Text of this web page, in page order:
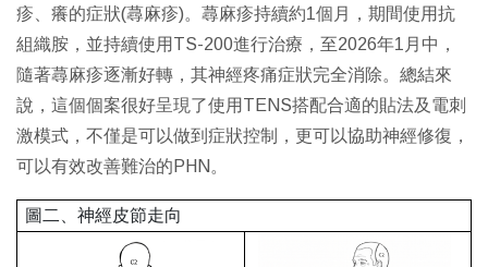
疹、癢的症狀(蕁麻疹)。蕁麻疹持續約1個月，期間使用抗
組織胺，並持續使用TS-200進行治療，至2026年1月中，
隨著蕁麻疹逐漸好轉，其神經疼痛症狀完全消除。總結來
說，這個個案很好呈現了使用TENS搭配合適的貼法及電刺
激模式，不僅是可以做到症狀控制，更可以協助神經修復，
可以有效改善難治的PHN。
圖二、神經皮節走向